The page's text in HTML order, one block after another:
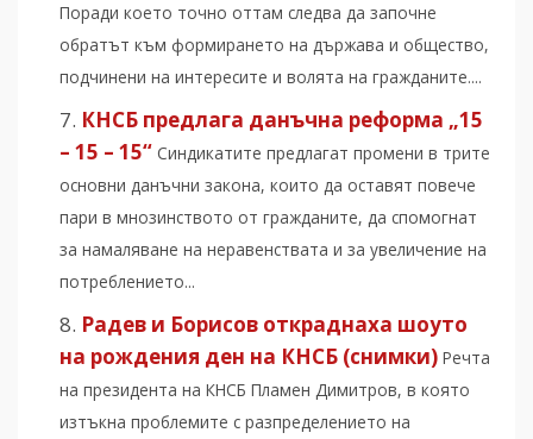
Поради което точно оттам следва да започне
обратът към формирането на държава и общество,
подчинени на интересите и волята на гражданите....
КНСБ предлага данъчна реформа „15
– 15 – 15“ Синдикатите предлагат промени в трите
основни данъчни закона, които да оставят повече
пари в мнозинството от гражданите, да спомогнат
за намаляване на неравенствата и за увеличение на
потреблението...
Радев и Борисов откраднаха шоуто
на рождения ден на КНСБ (снимки) Речта
на президента на КНСБ Пламен Димитров, в която
изтъкна проблемите с разпределението на